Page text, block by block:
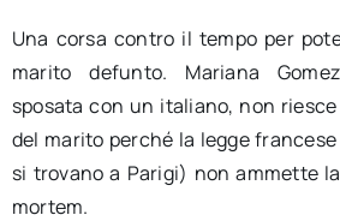
Una corsa contro il tempo per
marito defunto. Mariana
sposata con un italiano, non
del marito perché la legge
si trovano a Parigi) non ammette
mortem.